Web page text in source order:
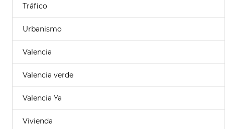
Tráfico
Urbanismo
Valencia
Valencia verde
Valencia Ya
Vivienda